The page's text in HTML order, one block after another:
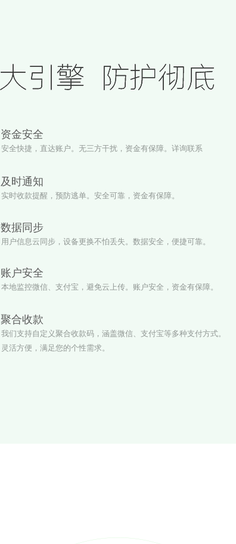
资金安全
安全快捷，直达账户。无三方干扰，资金有保障。详询联系
及时通知
实时收款提醒，预防逃单。安全可靠，资金有保障。
数据同步
用户信息云同步，设备更换不怕丢失。数据安全，便捷可靠。
账户安全
本地监控微信、支付宝，避免云上传。账户安全，资金有保障。
聚合收款
我们支持自定义聚合收款码，涵盖微信、支付宝等多种支付方式。
灵活方便，满足您的个性需求。